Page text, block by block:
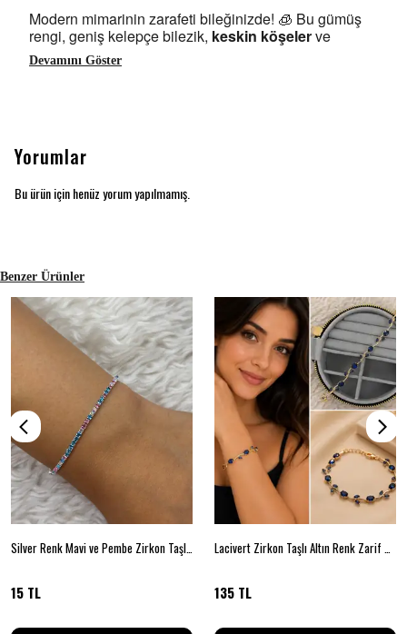
Modern mimarinin zarafeti bileğinizde! 🧊 Bu gümüş
rengi, geniş kelepçe bilezik, keskin köşelerve
Devamını Göster
Yorumlar
Bu ürün için henüz yorum yapılmamış.
Benzer Ürünler
Silver Renk Mavi ve Pembe Zirkon Taşlı İnce Su Yolu Bileklik
15 TL
Lacivert Zirkon Taşlı Altın Renk Zarif Bileklik
135 TL